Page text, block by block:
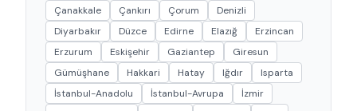
Çanakkale
Çankırı Çorum
Denizli
Diyarbakır
Düzce Edirne Elazığ
Erzincan
Erzurum
Eskişehir Gaziantep
Giresun
Gümüşhane
Hakkari Hatay Iğdır
Isparta
İstanbul-Anadolu
İstanbul-Avrupa
İzmir